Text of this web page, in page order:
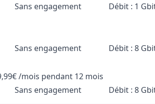
Sans engagement
Débit : 1
Sans engagement Débit : 8
/mois pendant 12 mois
Sans engagement
Débit : 8